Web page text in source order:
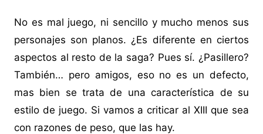
No es mal juego, ni sencillo y mucho menos sus
personajes son planos. ¿Es diferente en ciertos
aspectos al resto de la saga? Pues sí. ¿Pasillero?
También… pero amigos, eso no es un defecto,
mas bien se trata de una característica de su
estilo de juego. Si vamos a criticar al XIII que sea
con razones de peso, que las hay.